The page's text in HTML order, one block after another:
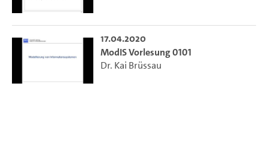
17.04.2020
ModIS Vorlesung 0101
Dr. Kai Brüssau